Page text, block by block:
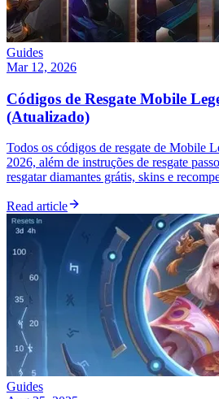
Guides
Mar 12, 2026
Códigos de Resgate Mobile
(Atualizado)
Todos os códigos de resgate de Mobile
2026, além de instruções de resgate
resgatar diamantes grátis, skins e
Read article
Guides